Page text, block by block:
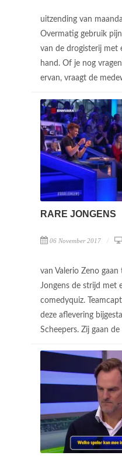
uitzending van
Overmatig gebruik
van de drogisterij met
hand. Of je nog
ervan, vraagt de
RARE JONGENS
06 November 2017
van Valerio Zeno
Jongens de strijd met
comedyquiz.
deze aflevering
Scheepers. Zij gaan de